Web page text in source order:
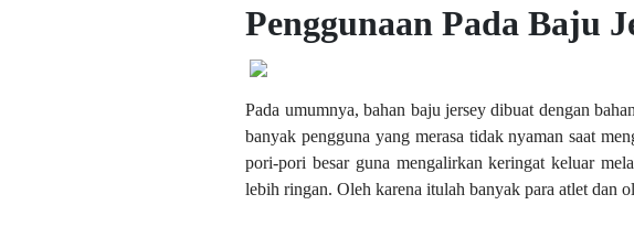
Penggunaan Pada Baju
Pada umumnya, bahan baju jersey dibuat dengan
banyak pengguna yang merasa tidak nyaman saat
pori-pori besar guna mengalirkan keringat keluar
lebih ringan. Oleh karena itulah banyak para atlet dan